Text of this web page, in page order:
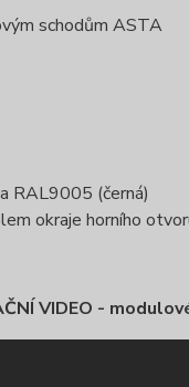
schodům ASTA
RAL9005 (černá)
okraje horního
VIDEO -